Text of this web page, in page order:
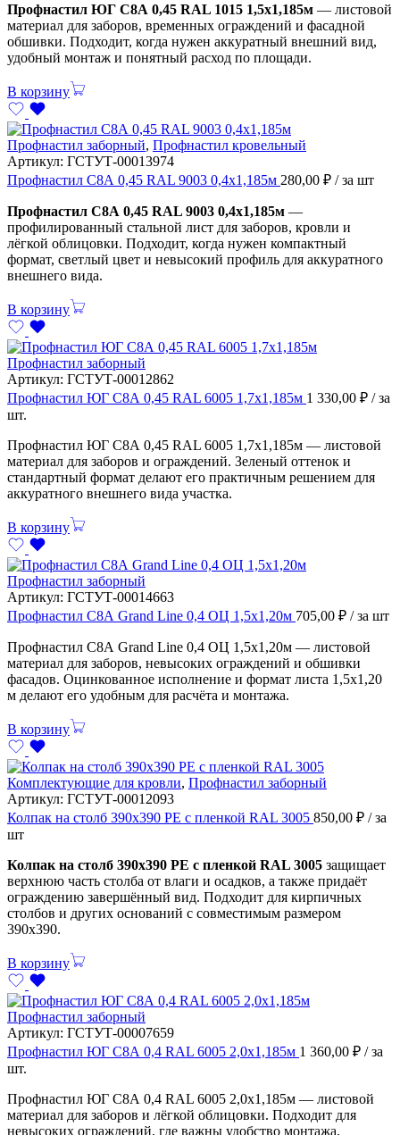
Профнастил ЮГ С8А 0,45 RAL 1015 1,5х1,185м — листовой
материал для заборов, временных ограждений и фасадной
обшивки. Подходит, когда нужен аккуратный внешний вид,
удобный монтаж и понятный расход по площади.
В корзину
Профнастил заборный, Профнастил кровельный
Артикул: ГСТУТ-00013974
Профнастил С8А 0,45 RAL 9003 0,4х1,185м 280,00 ₽ / за шт
Профнастил С8А 0,45 RAL 9003 0,4х1,185м —
профилированный стальной лист для заборов, кровли и
лёгкой облицовки. Подходит, когда нужен компактный
формат, светлый цвет и невысокий профиль для аккуратного
внешнего вида.
В корзину
Профнастил заборный
Артикул: ГСТУТ-00012862
Профнастил ЮГ С8А 0,45 RAL 6005 1,7х1,185м 1 330,00 ₽ / за
шт.
Профнастил ЮГ С8А 0,45 RAL 6005 1,7х1,185м — листовой
материал для заборов и ограждений. Зеленый оттенок и
стандартный формат делают его практичным решением для
аккуратного внешнего вида участка.
В корзину
Профнастил заборный
Артикул: ГСТУТ-00014663
Профнастил С8А Grand Line 0,4 ОЦ 1,5х1,20м 705,00 ₽ / за шт
Профнастил С8А Grand Line 0,4 ОЦ 1,5х1,20м — листовой
материал для заборов, невысоких ограждений и обшивки
фасадов. Оцинкованное исполнение и формат листа 1,5х1,20
м делают его удобным для расчёта и монтажа.
В корзину
Комплектующие для кровли, Профнастил заборный
Артикул: ГСТУТ-00012093
Колпак на столб 390х390 PE с пленкой RAL 3005 850,00 ₽ / за
шт
Колпак на столб 390х390 PE с пленкой RAL 3005 защищает
верхнюю часть столба от влаги и осадков, а также придаёт
ограждению завершённый вид. Подходит для кирпичных
столбов и других оснований с совместимым размером
390х390.
В корзину
Профнастил заборный
Артикул: ГСТУТ-00007659
Профнастил ЮГ С8А 0,4 RAL 6005 2,0х1,185м 1 360,00 ₽ / за
шт.
Профнастил ЮГ С8А 0,4 RAL 6005 2,0х1,185м — листовой
материал для заборов и лёгкой облицовки. Подходит для
невысоких ограждений, где важны удобство монтажа,